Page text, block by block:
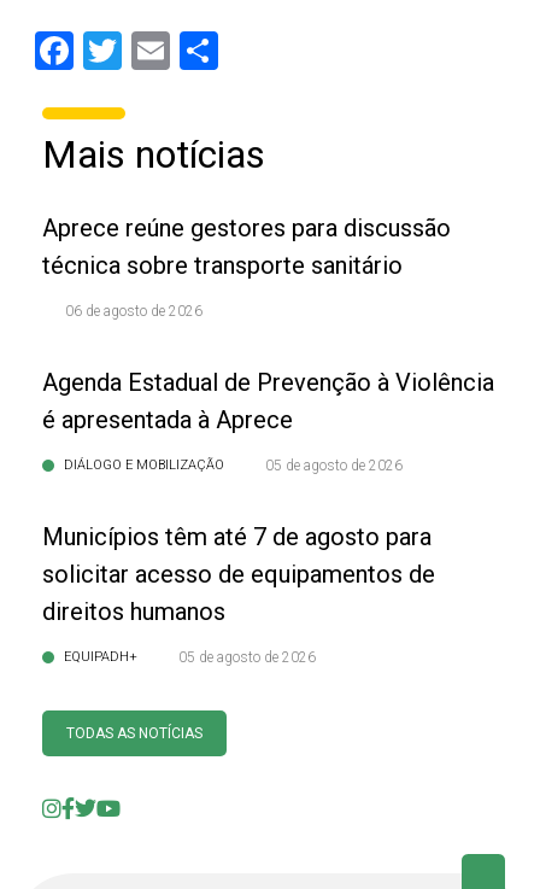
Facebook
Twitter
Email
Mais notícias
Aprece reúne gestores para discussão
técnica sobre transporte sanitário
06 de agosto de 2026
Agenda Estadual de Prevenção à Violência
é apresentada à Aprece
DIÁLOGO E MOBILIZAÇÃO 05 de agosto de 2026
Municípios têm até 7 de agosto para
solicitar acesso de equipamentos de
direitos humanos
EQUIPADH+ 05 de agosto de 2026
TODAS AS NOTÍCIAS